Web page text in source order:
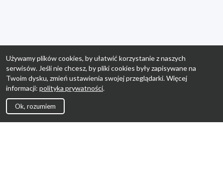
Używamy plików cookies, by ułatwić korzystanie z naszych
serwisów. Jeśli nie chcesz, by pliki cookies były zapisywane na
Twoim dysku, zmień ustawienia swojej przeglądarki. Więcej
informacji: polityka prywatności.
Ok, rozumiem